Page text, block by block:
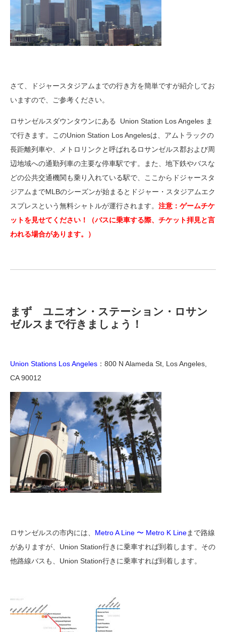
さて、ドジャースタジアムまでの行き方を簡単ですが紹介してお
いますので、ご参考ください。
ロサンゼルスダウンタウンにある Union Station Los Angeles ま
で行きます。このUnion Station Los Angelesは、アムトラックの
長距離列車や、メトロリンクと呼ばれるロサンゼルス郡および周
辺地域への通勤列車の主要な停車駅です。また、地下鉄やバスな
どの公共交通機関も乗り入れている駅で、ここからドジャースタ
ジアムまでMLBのシーズンが始まるとドジャー・スタジアムエク
スプレスという無料シャトルが運行されます。 注意：ゲームチケ
ットを見せてください！（バスに乗車する際、チケット拝見と言
われる場合があります。）
まず ユニオン・ステーション・ロサン
ゼルスまで行きましょう！
Union Stations Los Angeles ：800 N Alameda St, Los Angeles,
CA 90012
ロサンゼルスの市内には、 Metro A Line 〜 Metro K Lineまで路線
がありますが、Union Station行きに乗車すれば到着します。その
他路線バスも、Union Station行きに乗車すれば到着します。